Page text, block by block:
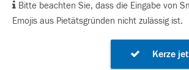
Bitte beachten Sie, dass die Eingabe von
Emojis aus Pietätsgründen nicht zulässig ist.
Kerze